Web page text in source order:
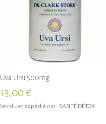
Uva Ursi 500mg
13,00 €
Vendu et expédié par : SANTÉ DÉTOX